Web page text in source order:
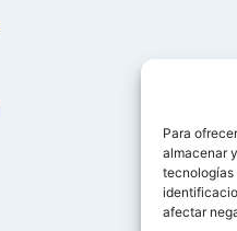
Para
almacenar
tecnologías
afectar